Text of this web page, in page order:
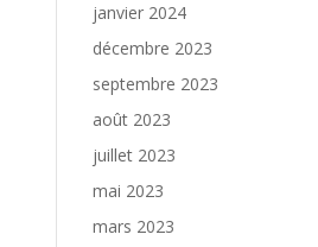
janvier 2024
décembre 2023
septembre 2023
août 2023
juillet 2023
mai 2023
mars 2023